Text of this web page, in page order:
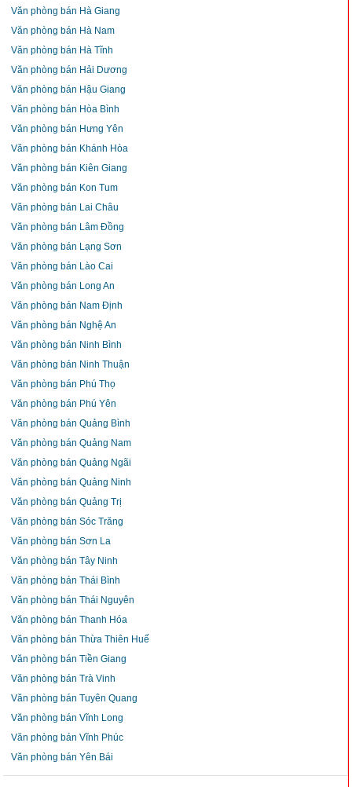
Văn phòng bán Hà Giang
Văn phòng bán Hà Nam
Văn phòng bán Hà Tĩnh
Văn phòng bán Hải Dương
Văn phòng bán Hậu Giang
Văn phòng bán Hòa Bình
Văn phòng bán Hưng Yên
Văn phòng bán Khánh Hòa
Văn phòng bán Kiên Giang
Văn phòng bán Kon Tum
Văn phòng bán Lai Châu
Văn phòng bán Lâm Đồng
Văn phòng bán Lạng Sơn
Văn phòng bán Lào Cai
Văn phòng bán Long An
Văn phòng bán Nam Định
Văn phòng bán Nghệ An
Văn phòng bán Ninh Bình
Văn phòng bán Ninh Thuận
Văn phòng bán Phú Thọ
Văn phòng bán Phú Yên
Văn phòng bán Quảng Bình
Văn phòng bán Quảng Nam
Văn phòng bán Quảng Ngãi
Văn phòng bán Quảng Ninh
Văn phòng bán Quảng Trị
Văn phòng bán Sóc Trăng
Văn phòng bán Sơn La
Văn phòng bán Tây Ninh
Văn phòng bán Thái Bình
Văn phòng bán Thái Nguyên
Văn phòng bán Thanh Hóa
Văn phòng bán Thừa Thiên Huế
Văn phòng bán Tiền Giang
Văn phòng bán Trà Vinh
Văn phòng bán Tuyên Quang
Văn phòng bán Vĩnh Long
Văn phòng bán Vĩnh Phúc
Văn phòng bán Yên Bái